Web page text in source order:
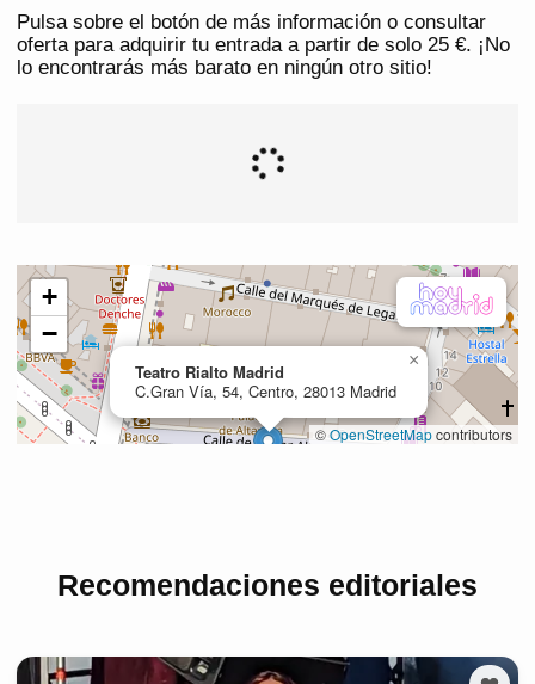
Pulsa sobre el botón de más información o consultar
oferta para adquirir tu entrada a partir de solo 25 €. ¡No
lo encontrarás más barato en ningún otro sitio!
Recomendaciones editoriales